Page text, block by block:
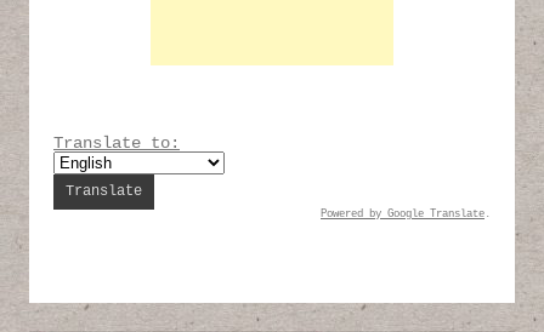
Translate to:
Powered by Google Translate .